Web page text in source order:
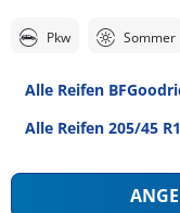
Pkw Sommer
Alle Reifen
Alle Reifen‎ 205/45